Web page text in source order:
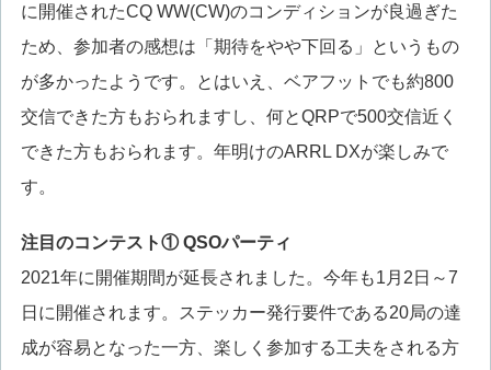
に開催されたCQ WW(CW)のコンディションが良過ぎた
ため、参加者の感想は「期待をやや下回る」というもの
が多かったようです。とはいえ、ベアフットでも約800
交信できた方もおられますし、何とQRPで500交信近く
できた方もおられます。年明けのARRL DXが楽しみで
す。
注目のコンテスト① QSOパーティ
2021年に開催期間が延長されました。今年も1月2日～7
日に開催されます。ステッカー発行要件である20局の達
成が容易となった一方、楽しく参加する工夫をされる方